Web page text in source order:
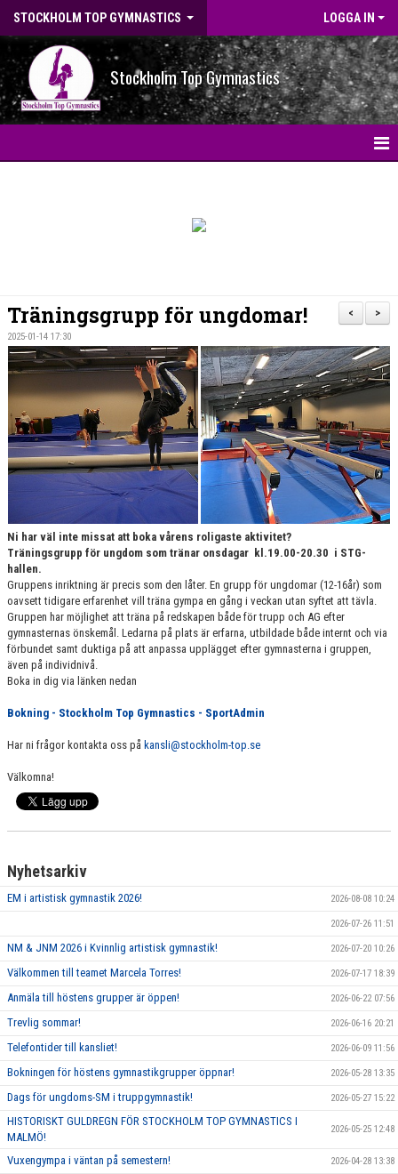
STOCKHOLM TOP GYMNASTICS LOGGA IN
Stockholm Top Gymnastics
OM FÖRENINGEN
STG-HALLEN
VÄRDEGRUND
FÖRENINGSPRODUKTER
MÄRKESTAGNING
>
<
Träningsgrupp för ungdomar!
2025-01-14 17:30
Ni har väl inte missat att boka vårens roligaste aktivitet?
Träningsgrupp för ungdom som tränar onsdagar kl.19.00-20.30 i STG-
hallen.
Gruppens inriktning är precis som den låter. En grupp för ungdomar (12-16år) som
oavsett tidigare erfarenhet vill träna gympa en gång i veckan utan syftet att tävla.
Gruppen har möjlighet att träna på redskapen både för trupp och AG efter
gymnasternas önskemål. Ledarna på plats är erfarna, utbildade både internt och via
förbundet samt duktiga på att anpassa upplägget efter gymnasterna i gruppen,
även på individnivå.
Boka in dig via länken nedan
Bokning - Stockholm Top Gymnastics - SportAdmin
Har ni frågor kontakta oss på kansli@stockholm-top.se
Välkomna!
Nyhetsarkiv
EM i artistisk gymnastik 2026! 2026-08-08 10:24
2026-07-26 11:51
NM & JNM 2026 i Kvinnlig artistisk gymnastik! 2026-07-20 10:26
Välkommen till teamet Marcela Torres! 2026-07-17 18:39
Anmäla till höstens grupper är öppen! 2026-06-22 07:56
Trevlig sommar! 2026-06-16 20:21
Telefontider till kansliet! 2026-06-09 11:56
Bokningen för höstens gymnastikgrupper öppnar! 2026-05-28 13:35
Dags för ungdoms-SM i truppgymnastik! 2026-05-27 15:22
HISTORISKT GULDREGN FÖR STOCKHOLM TOP GYMNASTICS I
MALMÖ!
2026-05-25 12:48
Vuxengympa i väntan på semestern! 2026-04-28 13:38